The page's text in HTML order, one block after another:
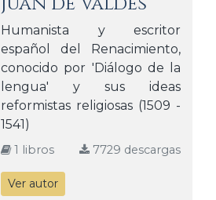
Humanista y escritor
español del Renacimiento,
conocido por 'Diálogo de la
lengua' y sus ideas
reformistas religiosas (1509 -
1541)
1 libros 7729 descargas
Ver autor